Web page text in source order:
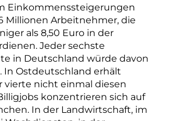
Einkommenssteigerungen
Millionen Arbeitnehmer, die
als 8,50 Euro in der
Jeder sechste
in Deutschland würde davon
In Ostdeutschland erhält
vierte nicht einmal diesen
konzentrieren sich auf
In der Landwirtschaft, im